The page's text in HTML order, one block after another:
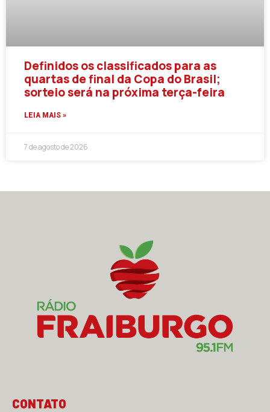
Definidos os classificados para as
quartas de final da Copa do Brasil;
sorteio será na próxima terça-feira
LEIA MAIS »
7 de agosto de 2026
CONTATO